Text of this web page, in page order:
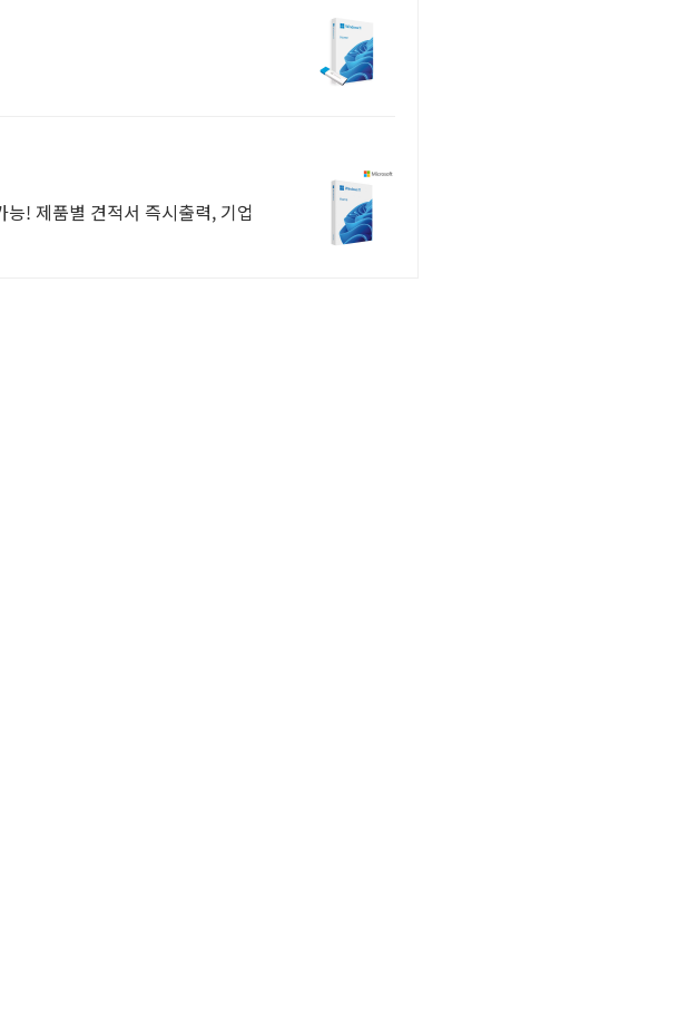
! 제품별 견적서 즉시출력, 기업